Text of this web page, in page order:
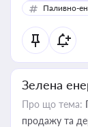
Паливно-
Зелена
Про що тема:
продажу та